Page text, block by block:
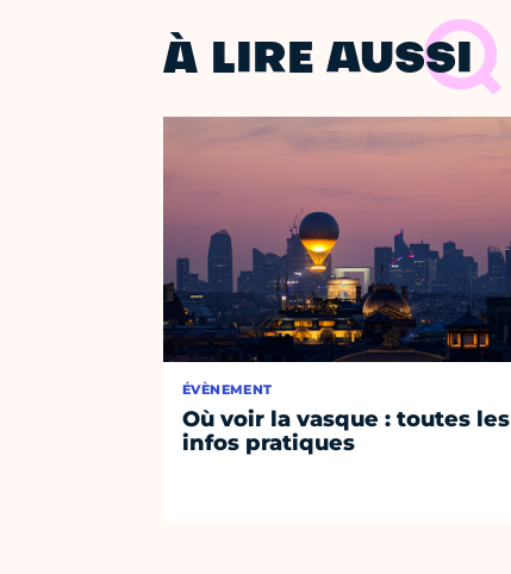
À LIRE AUSSI
ÉVÈNEMENT
Où voir la vasque : toutes les
infos pratiques